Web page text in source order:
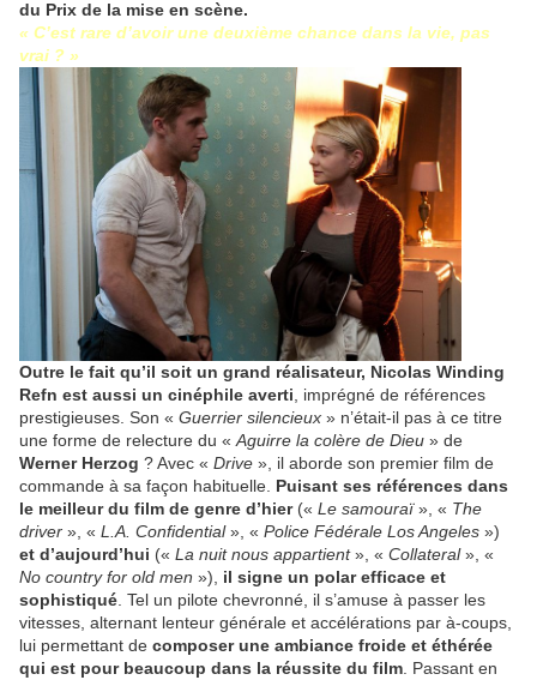
du Prix de la mise en scène.
« C’est rare d’avoir une deuxième chance dans la vie, pas
vrai ? »
Outre le fait qu’il soit un grand réalisateur, Nicolas Winding
Refn est aussi un cinéphile averti, imprégné de références
prestigieuses. Son « Guerrier silencieux » n’était-il pas à ce titre
une forme de relecture du «Aguirre la colère de Dieu » de
Werner Herzog ? Avec « Drive », il aborde son premier film de
commande à sa façon habituelle. Puisant ses références dans
le meilleur du film de genre d’hier(« Le samouraï», « The
driver », « L.A. Confidential», « Police Fédérale Los Angeles »)
et d’aujourd’hui (« La nuit nous appartient», « Collateral», «
No country for old men »), il signe un polar efficace et
sophistiqué. Tel un pilote chevronné, il s’amuse à passer les
vitesses, alternant lenteur générale et accélérations par à-coups,
lui permettant de composer une ambiance froide et éthérée
qui est pour beaucoup dans la réussite du film. Passant en